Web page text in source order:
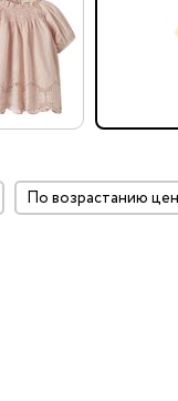
по возрастанию